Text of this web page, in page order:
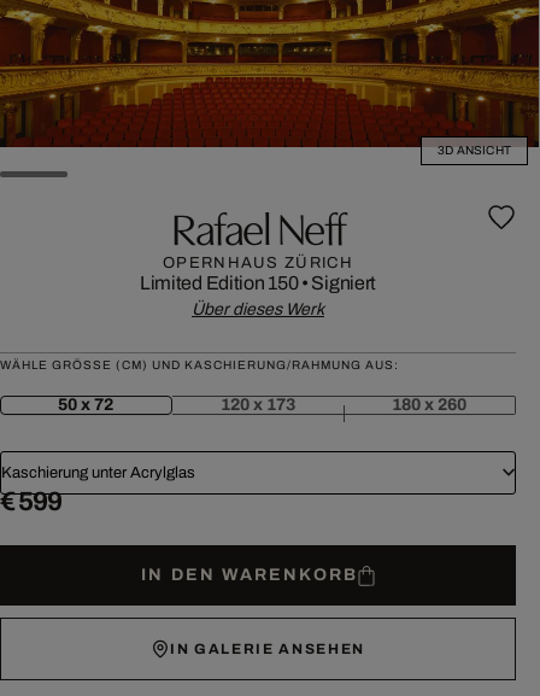
3D ANSICHT
Rafael Neff
OPERNHAUS ZÜRICH
Limited Edition 150• Signiert
Über dieses Werk
WÄHLE GRÖSSE (CM) UND KASCHIERUNG/RAHMUNG AUS:
50 x 72 120 x 173 180 x 260
Kaschierung unter Acrylglas
€ 599
IN DEN WARENKORB
IN GALERIE ANSEHEN